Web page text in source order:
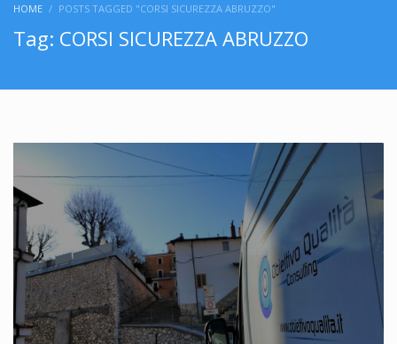
HOME POSTS TAGGED "CORSI SICUREZZA ABRUZZO"
Tag: CORSI SICUREZZA ABRUZZO